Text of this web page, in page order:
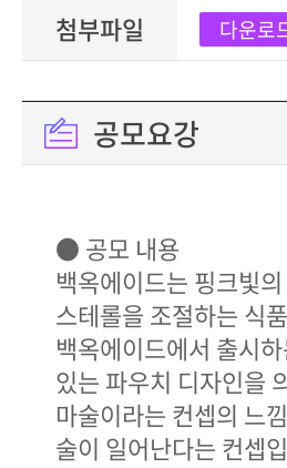
첨부파일
다운로
공모요강
● 공모 내용
백옥에이드는 핑크빛
스테롤을 조절하는 식
백옥에이드에서 출시
있는 파우치 디자인을
마술이라는 컨셉의 느
술이 일어난다는 컨셉